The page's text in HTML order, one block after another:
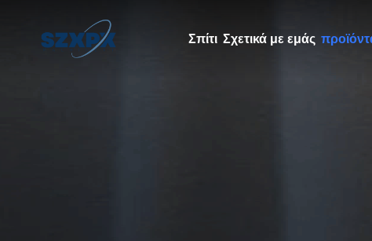
Σπίτι Σχετικά με εμάς